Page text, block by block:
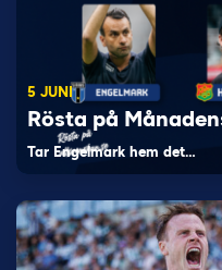
5 JUNI
Rösta på
Tar Engelmark hem det…